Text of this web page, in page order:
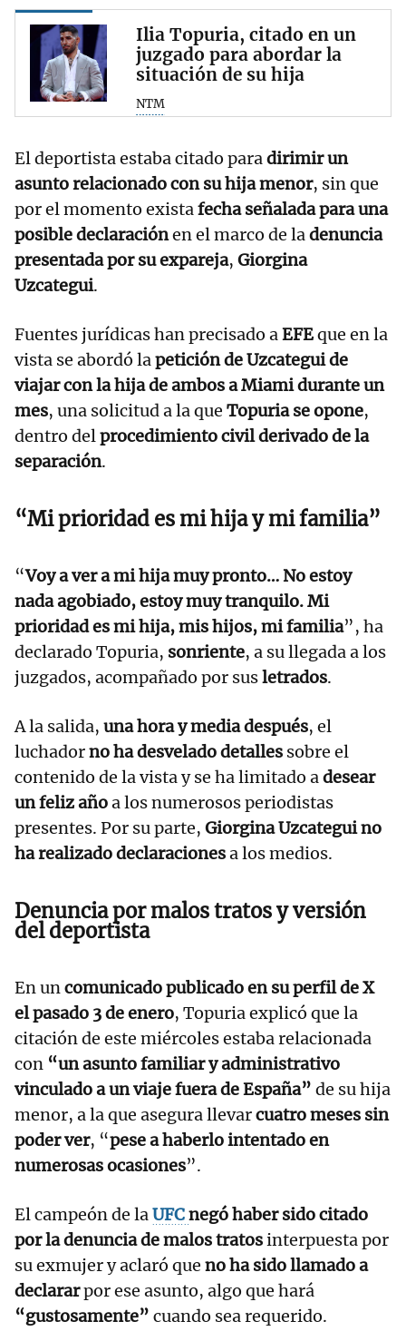
Ilia Topuria, citado en un
juzgado para abordar la
situación de su hija
NTM
El deportista estaba citado paradirimir un
asunto relacionado con su hija menor, sin que
por el momento existafecha señalada para una
posible declaraciónen el marco de ladenuncia
presentada por su expareja, Giorgina
Uzcategui.
Fuentes jurídicas han precisado aEFEque en la
vista se abordó lapetición de Uzcategui de
viajar con la hija de ambos a Miami durante un
mes, una solicitud a la que Topuria se opone,
dentro delprocedimiento civil derivado de la
separación.
“Mi prioridad es mi hija y mi familia”
“Voy a ver a mi hija muy pronto… No estoy
nada agobiado, estoy muy tranquilo. Mi
prioridad es mi hija, mis hijos, mi familia”, ha
declarado Topuria, sonriente, a su llegada a los
juzgados, acompañado por susletrados.
A la salida, una hora y media después, el
luchadorno ha desvelado detalles sobre el
contenido de la vista y se ha limitado adesear
un feliz añoa los numerosos periodistas
presentes. Por su parte, Giorgina Uzcategui no
ha realizado declaracionesa los medios.
Denuncia por malos tratos y versión
del deportista
En uncomunicado publicado en su perfil de X
el pasado 3 de enero, Topuria explicó que la
citación de este miércoles estaba relacionada
con “un asunto familiar y administrativo
vinculado a un viaje fuera de España” de su hija
menor, a la que asegura llevarcuatro meses sin
poder ver, “pese a haberlo intentado en
numerosas ocasiones”.
El campeón de laUFCnegó haber sido citado
por la denuncia de malos tratosinterpuesta por
su exmujer y aclaró que no ha sido llamado a
declararpor ese asunto, algo que hará
“gustosamente” cuando sea requerido.